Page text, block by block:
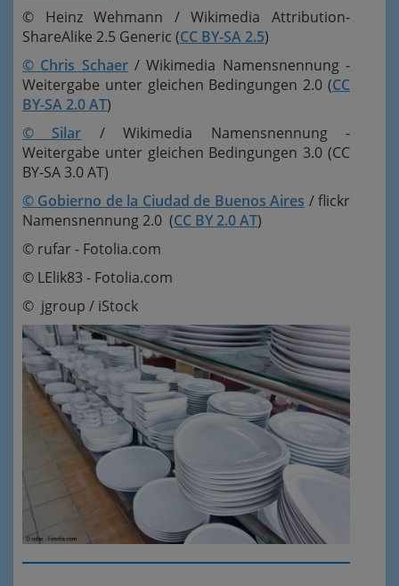
© Heinz Wehmann / Wikimedia Attribution-
ShareAlike 2.5 Generic (CC BY-SA 2.5)
© Chris Schaer/ Wikimedia Namensnennung -
Weitergabe unter gleichen Bedingungen 2.0 (CC
BY-SA 2.0 AT)
© Silar / Wikimedia Namensnennung -
Weitergabe unter gleichen Bedingungen 3.0 (CC
BY-SA 3.0 AT)
© Gobierno de la Ciudad de Buenos Aires / flickr
Namensnennung 2.0 (CC BY 2.0 AT)
© rufar - Fotolia.com
© LElik83 - Fotolia.com
© jgroup / iStock